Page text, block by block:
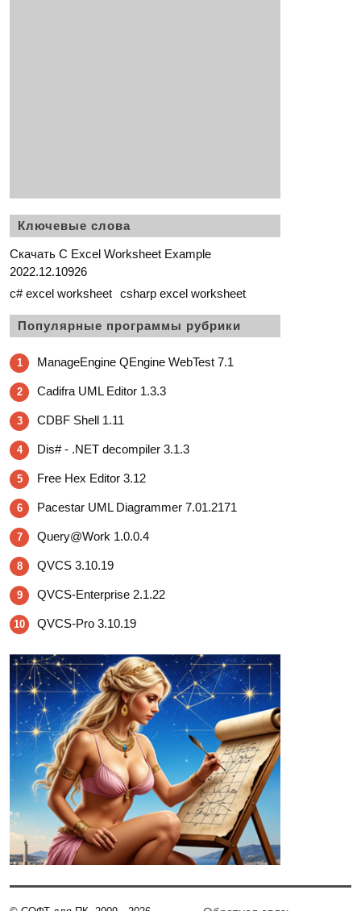
Ключевые слова
Скачать C Excel Worksheet Example
2022.12.10926
c# excel worksheet csharp excel worksheet
Популярные программы рубрики
1 ManageEngine QEngine WebTest 7.1
2 Cadifra UML Editor 1.3.3
3 CDBF Shell 1.11
4 Dis# - .NET decompiler 3.1.3
5 Free Hex Editor 3.12
6 Pacestar UML Diagrammer 7.01.2171
7 Query@Work 1.0.0.4
8 QVCS 3.10.19
9 QVCS-Enterprise 2.1.22
10 QVCS-Pro 3.10.19